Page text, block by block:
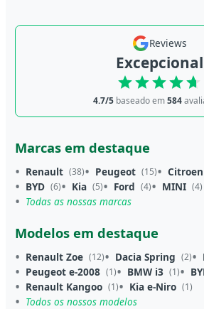
Reviews
Excepcional
4.7/5baseado em584
Marcas em destaque
Renault (38) Peugeot (15) Citroen
BYD (6) Kia (5) Ford (4) MINI (4)
Todas as nossas marcas
Modelos em destaque
Renault Zoe (12) Dacia Spring (2)
Peugeot e-2008 (1) BMW i3 (1)
Renault Kangoo (1) Kia e-Niro (1)
Todos os nossos modelos